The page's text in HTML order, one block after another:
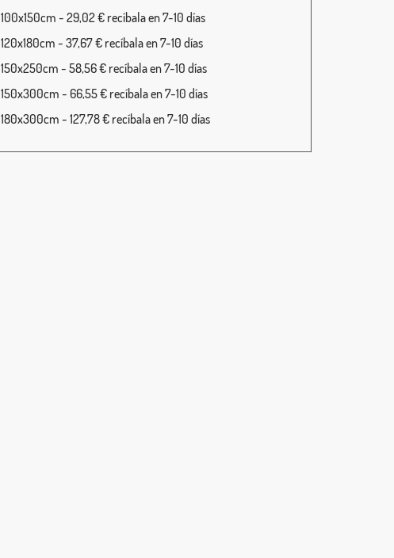
100x150cm - 29,02 € recíbala en 7-10 días
120x180cm - 37,67 € recíbala en 7-10 días
150x250cm - 58,56 € recíbala en 7-10 días
150x300cm - 66,55 € recíbala en 7-10 días
180x300cm - 127,78 € recíbala en 7-10 días